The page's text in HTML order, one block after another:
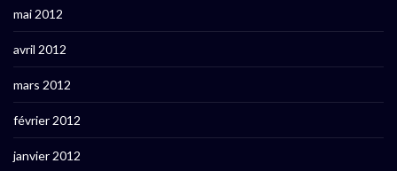
mai 2012
avril 2012
mars 2012
février 2012
janvier 2012